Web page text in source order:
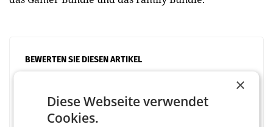
BEWERTEN SIE DIESEN ARTIKEL
FacebookTwitterMessenger
×
Diese Webseite verwendet
Cookies.